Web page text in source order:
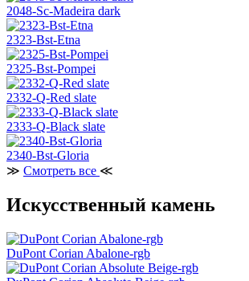
2048-Sc-Madeira dark
2323-Bst-Etna
2325-Bst-Pompei
2332-Q-Red slate
2333-Q-Black slate
2340-Bst-Gloria
≫ Смотреть все ≪
Искусственный камень
DuPont Corian Abalone-rgb